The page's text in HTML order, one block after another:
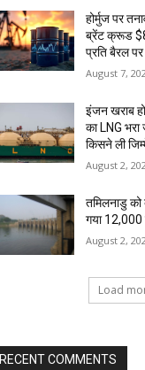
होर्मुज पर
ब्रेंट क्रूड
प्रति बैरल
August 7,
इंजन खराब
का LNG
किसने ली
August 2,
तमिलनाडु को
गया
August 2,
Load
RECENT COMMENTS